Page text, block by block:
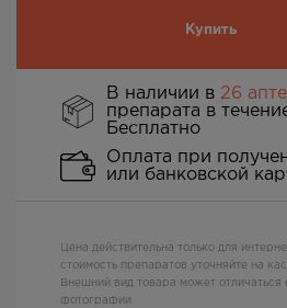
Купить
В наличии в 26
препарата в
Бесплатно
Оплата при
или банковской
Цена действительна только для
стоимость препаратов уточняйте на
Внешний вид товара может отличаться
фотографии